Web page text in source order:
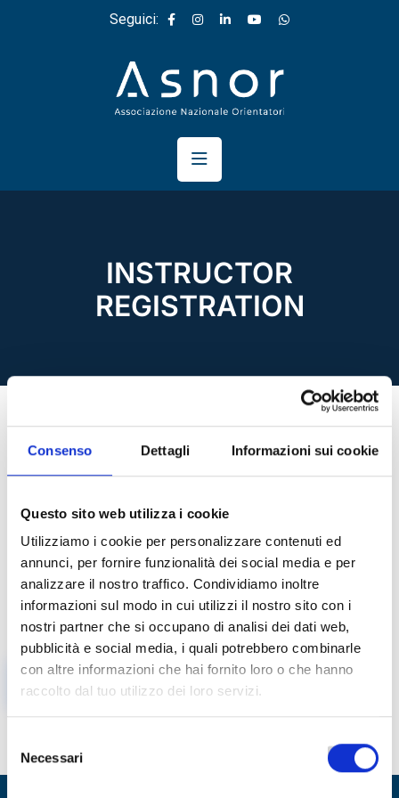
Consenso Dettagli Informazioni sui cookie
Questo sito web utilizza i cookie
Utilizziamo i cookie per personalizzare contenuti ed
annunci, per fornire funzionalità dei social media e per
analizzare il nostro traffico. Condividiamo inoltre
informazioni sul modo in cui utilizzi il nostro sito con i
nostri partner che si occupano di analisi dei dati web,
pubblicità e social media, i quali potrebbero combinarle
con altre informazioni che hai fornito loro o che hanno
raccolto dal tuo utilizzo dei loro servizi.
delNecessari
Seguici:
INSTRUCTOR
REGISTRATION
Oooh! Access Denied
You do not have access to this area of the application.
Please refer to your system administrator.
GO TO HOME